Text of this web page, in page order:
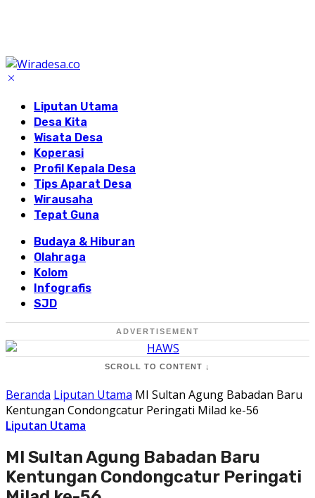
Liputan Utama
Desa Kita
Wisata Desa
Koperasi
Profil Kepala Desa
Tips Aparat Desa
Wirausaha
Tepat Guna
Budaya & Hiburan
Olahraga
Kolom
Infografis
SJD
ADVERTISEMENT
SCROLL TO CONTENT ↓
Beranda Liputan Utama MI Sultan Agung Babadan Baru
Kentungan Condongcatur Peringati Milad ke-56
Liputan Utama
MI Sultan Agung Babadan Baru
Kentungan Condongcatur Peringati